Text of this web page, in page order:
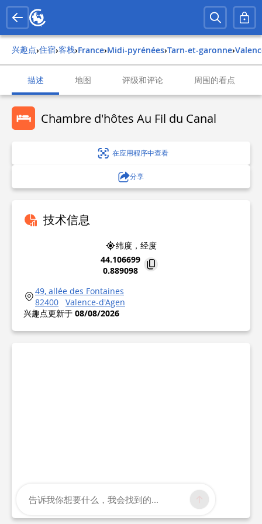
兴趣点› 住宿› 客栈› france› midi-pyrénées› tarn-et-garonne›
描述 地图 评级和评论 周围的看点
Chambre d'hôtes Au Fil du Canal
在应用程序中查看
分享
技术信息
纬度，经度
44.106699
0.889098
49, allée des Fontaines
82400
Valence-d'Agen
兴趣点更新于 08/08/2026
告诉我你想要什么，我会找到的...